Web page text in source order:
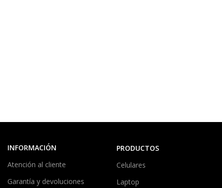
INFORMACIÓN
Atención al cliente
Garantía y devoluciones
PRODUCTOS
Celulares
Laptop